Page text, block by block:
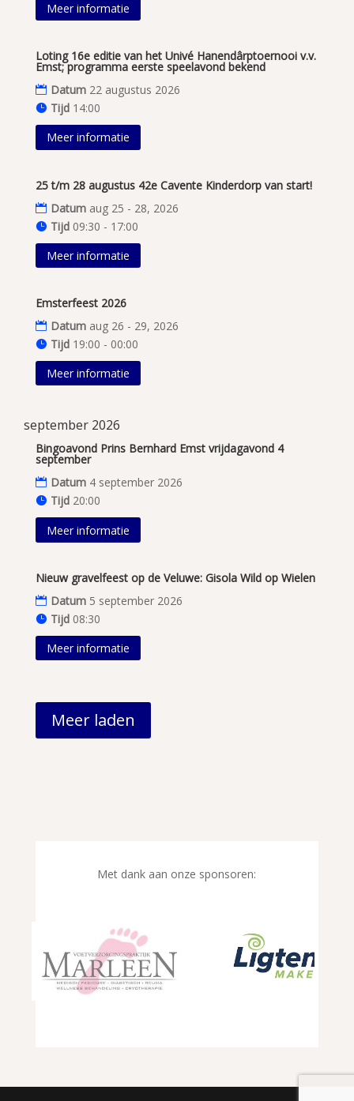
Meer informatie
Loting 16e editie van het Univé Hanendârptoernooi v.v.
Emst; programma eerste speelavond bekend
Datum 22 augustus 2026
Tijd 14:00
Meer informatie
25 t/m 28 augustus 42e Cavente Kinderdorp van start!
Datum aug 25 - 28, 2026
Tijd 09:30 - 17:00
Meer informatie
Emsterfeest 2026
Datum aug 26 - 29, 2026
Tijd 19:00 - 00:00
Meer informatie
september 2026
Bingoavond Prins Bernhard Emst vrijdagavond 4
september
Datum 4 september 2026
Tijd 20:00
Meer informatie
Nieuw gravelfeest op de Veluwe: Gisola Wild op Wielen
Datum 5 september 2026
Tijd 08:30
Meer informatie
Meer laden
Met dank aan onze sponsoren: